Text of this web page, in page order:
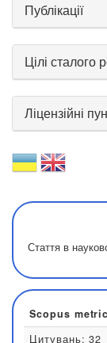
Публікації
Цілі сталого
Ліцензійні